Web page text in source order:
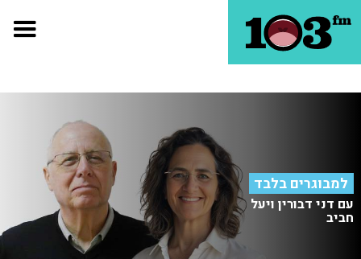
למבוגרים בלבד
עם דני דבורין ויעל
חביב